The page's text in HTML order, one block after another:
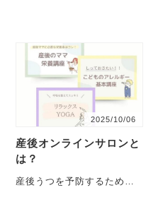
2025/10/06
産後オンラインサロンと
は？
産後うつを予防するため